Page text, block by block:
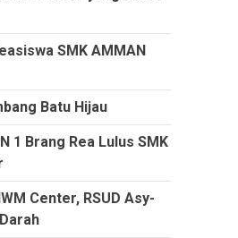
SMK AMMAN
Batu Hijau
1 Brang Rea Lulus SMK
Center, RSUD Asy-